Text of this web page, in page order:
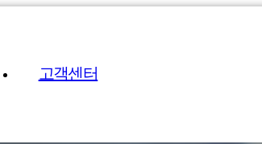
고객센터